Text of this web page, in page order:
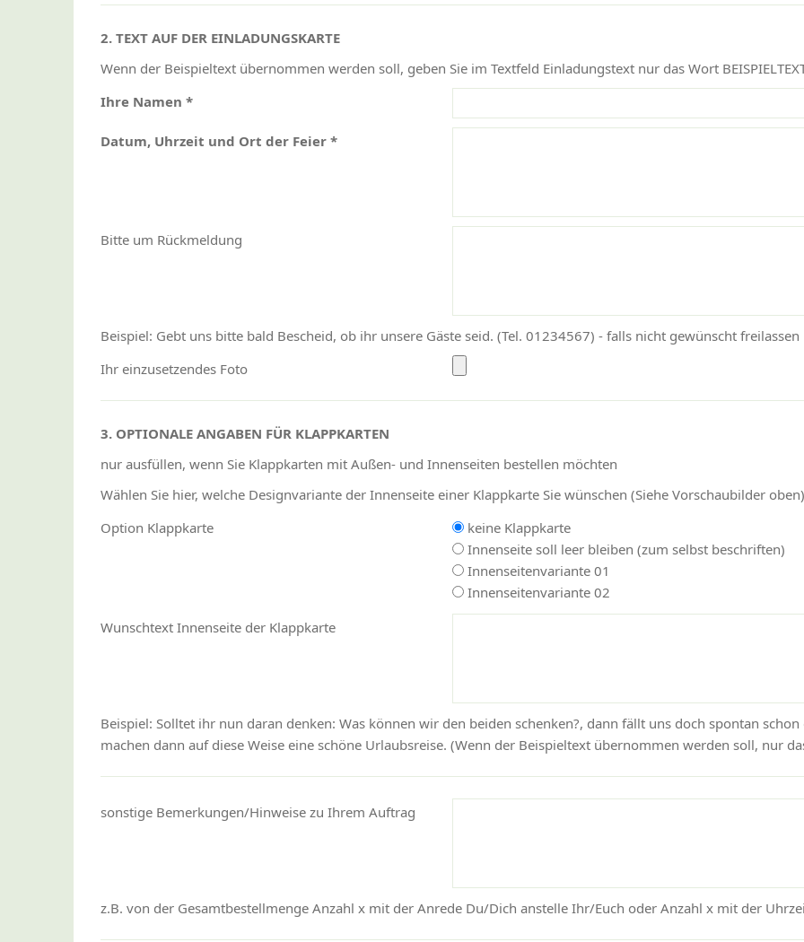
2. TEXT AUF DER EINLADUNGSKARTE
Wenn der Beispieltext übernommen werden soll, geben Sie im Textfeld Einladungstext nur das Wort
Ihre Namen *
Datum, Uhrzeit und Ort der Feier *
Bitte um Rückmeldung
Beispiel: Gebt uns bitte bald Bescheid, ob ihr unsere Gäste seid. (Tel. 01234567) - falls nicht gewünscht freilassen
Ihr einzusetzendes Foto
3. OPTIONALE ANGABEN FÜR KLAPPKARTEN
nur ausfüllen, wenn Sie Klappkarten mit Außen- und Innenseiten bestellen möchten
Wählen Sie hier, welche Designvariante der Innenseite einer Klappkarte Sie wünschen (Siehe Vorschaubilder oben)
Option Klappkarte
keine Klappkarte
Innenseite soll leer bleiben (zum selbst beschriften)
Innenseitenvariante 01
Innenseitenvariante 02
Wunschtext Innenseite der Klappkarte
Beispiel: Solltet ihr nun daran denken: Was können wir den beiden schenken?, dann fällt uns doch spontan
machen dann auf diese Weise eine schöne Urlaubsreise. (Wenn der Beispieltext übernommen werden soll, nur
sonstige Bemerkungen/Hinweise zu Ihrem Auftrag
z.B. von der Gesamtbestellmenge Anzahl x mit der Anrede Du/Dich anstelle Ihr/Euch oder Anzahl x mit der